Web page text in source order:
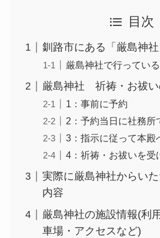
目次
釧路市にある「厳島神社
厳島神社で行ってい
厳島神社 祈祷・お祓い
1：事前に予約
2：予約当日に社務所
3：指示に従って本殿
4：祈祷・お祓いを受
実際に厳島神社からい
内容
厳島神社の施設情報(利
車場・アクセスなど)